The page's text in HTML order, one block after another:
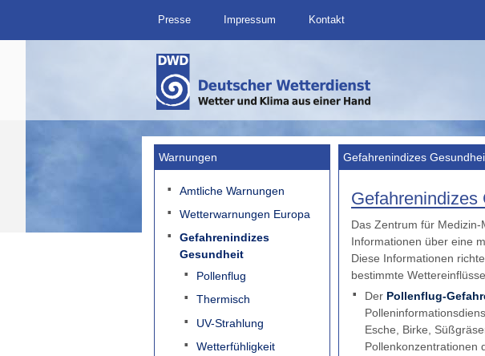
Presse Impressum Kontakt
Warnungen
Amtliche Warnungen
Wetterwarnungen Europa
Gefahrenindizes
Gesundheit
Pollenflug
Thermisch
UV-Strahlung
Wetterfühligkeit
Gefahrenindizes
Gefahrenindizes
Das Zentrum für
Informationen über eine
Diese Informationen
bestimmte
Der Pollenflug-
Esche, Birke,
Pollenkonzentrationen